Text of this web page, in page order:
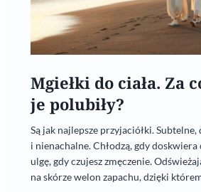
Mgiełki do ciała. Za
je polubiły?
Są jak najlepsze przyjaciółki. Subtelne,
i nienachalne. Chłodzą, gdy doskwiera
ulgę, gdy czujesz zmęczenie.
na skórze welon zapachu, dzięki